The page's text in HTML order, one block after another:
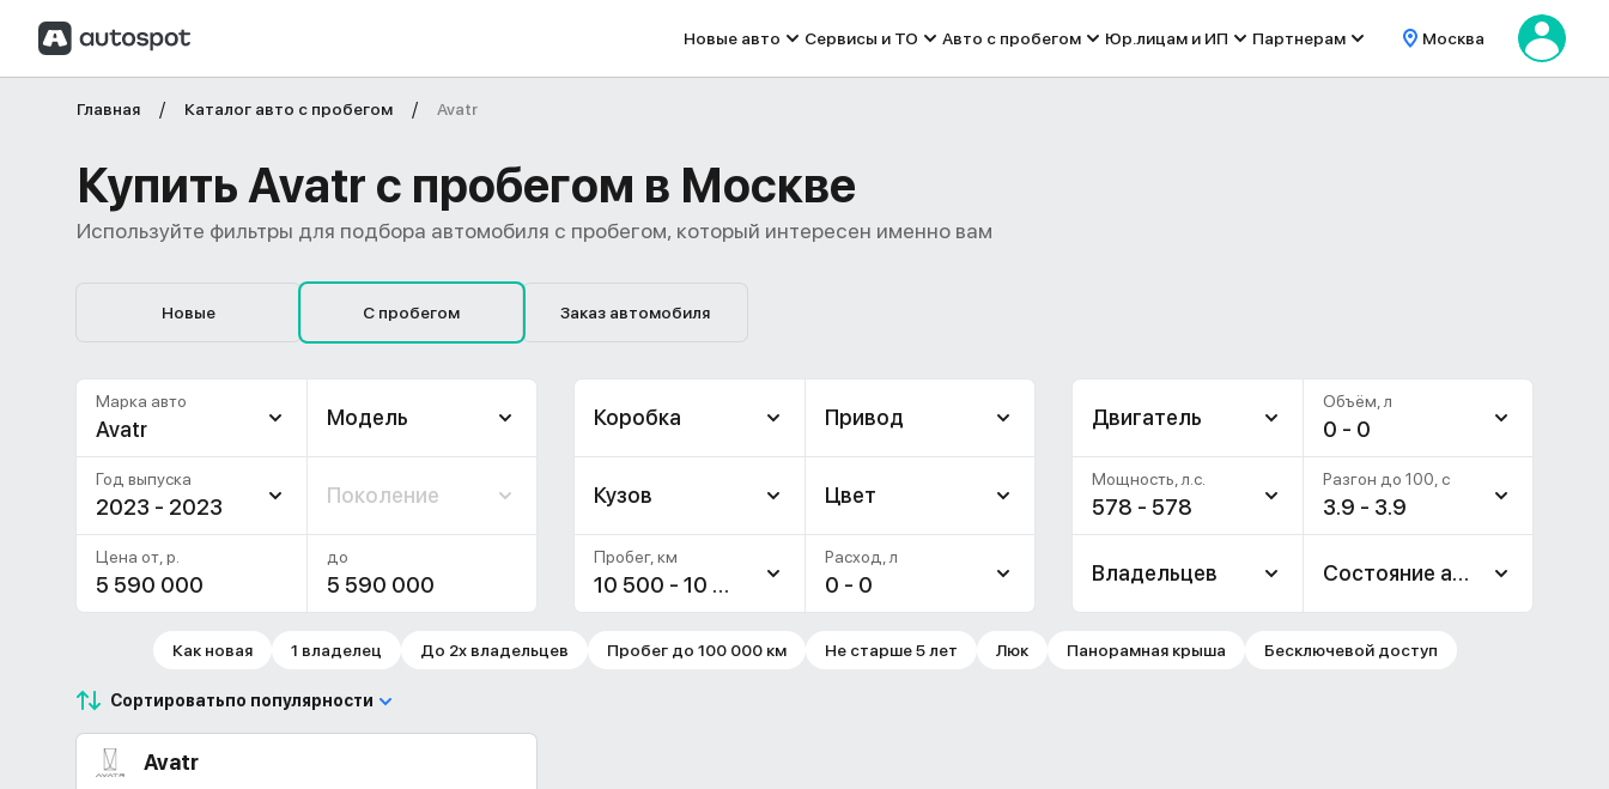
Новые авто Сервисы и ТО Авто с пробегом Юр.лицам и ИП Партнерам Москва
Главная Каталог авто с пробегом Avatr
Купить Avatr с пробегом в Москве
Используйте фильтры для подбора автомобиля с пробегом, который интересен именно вам
Новые С пробегом Заказ автомобиля
Avatr
Марка авто
Модель
2023 - 2023
Год выпуска
Поколение
Цена от, р. до
Коробка Привод
Кузов Цвет
10 500 - 10 500
Пробег, км
0 - 0
Расход, л
Двигатель 0 - 0
Объём, л
578 - 578
Мощность, л.с.
3.9 - 3.9
Разгон до 100, c
Владельцев Состояние авто
Как новая 1 владелец До 2х владельцев Пробег до 100 000 км Не старше 5 лет Люк Панорамная крыша Бесключевой доступ
Сортироватьпо популярности
Avatr